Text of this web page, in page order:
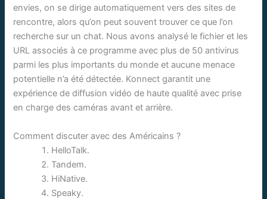
envies, on se dirige automatiquement vers des sites de
rencontre, alors qu’on peut souvent trouver ce que l’on
recherche sur un chat. Nous avons analysé le fichier et les
URL associés à ce programme avec plus de 50 antivirus
parmi les plus importants du monde et aucune menace
potentielle n’a été détectée. Konnect garantit une
expérience de diffusion vidéo de haute qualité avec prise
en charge des caméras avant et arrière.
Comment discuter avec des Américains ?
HelloTalk.
Tandem.
HiNative.
Speaky.